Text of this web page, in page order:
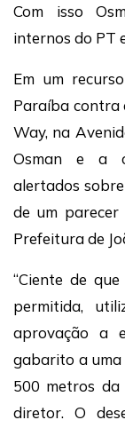
Com isso
internos do PT
Em um
Paraíba contra
Way, na
Osman e a
alertados
de um
Prefeitura de
“Ciente de
permitida,
aprovação a
gabarito a
500 metros
diretor. O